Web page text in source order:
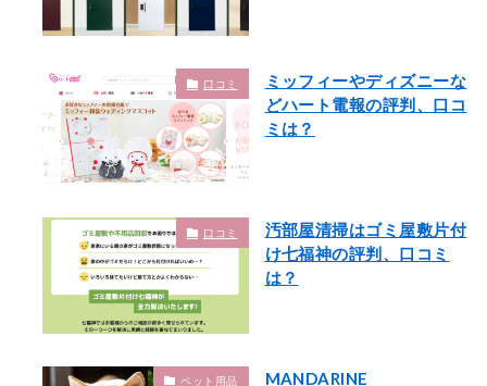
口コミ
ミッフィーやディズニーな
どハート電報の評判、口コ
ミは？
口コミ
汚部屋清掃はゴミ屋敷片付
け七福神の評判、口コミ
は？
ペット用品
MANDARINE